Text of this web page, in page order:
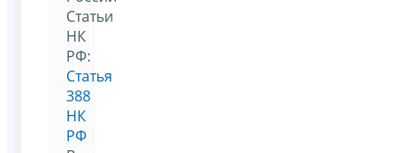
Статьи
НК
РФ:
Статья
388
НК
РФ